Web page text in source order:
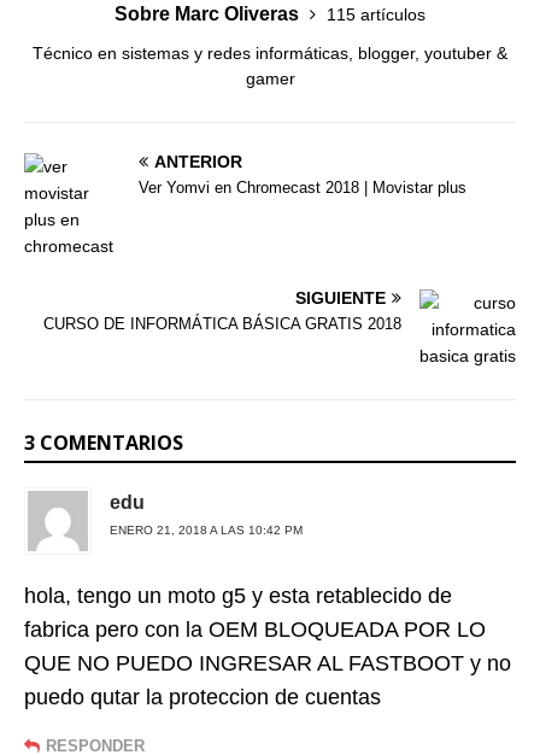
Sobre Marc Oliveras
115 artículos
Técnico en sistemas y redes informáticas, blogger, youtuber &
gamer
ANTERIOR
Ver Yomvi en Chromecast 2018 | Movistar plus
SIGUIENTE
CURSO DE INFORMÁTICA BÁSICA GRATIS 2018
3 COMENTARIOS
edu
ENERO 21, 2018 A LAS 10:42 PM
hola, tengo un moto g5 y esta retablecido de
fabrica pero con la OEM BLOQUEADA POR LO
QUE NO PUEDO INGRESAR AL FASTBOOT y no
puedo qutar la proteccion de cuentas
RESPONDER